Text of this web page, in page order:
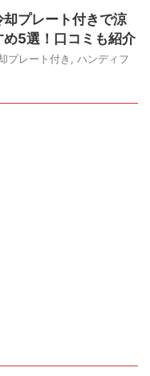
プレート付きで涼
め5選！口コミも紹介
プレート付き
ハンディフ